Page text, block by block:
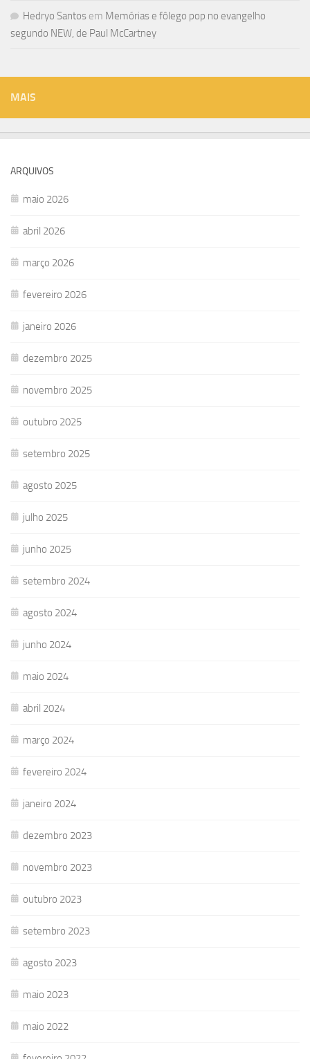
Hedryo Santos em Memórias e fôlego pop no evangelho
segundo NEW, de Paul McCartney
MAIS
ARQUIVOS
maio 2026
abril 2026
março 2026
fevereiro 2026
janeiro 2026
dezembro 2025
novembro 2025
outubro 2025
setembro 2025
agosto 2025
julho 2025
junho 2025
setembro 2024
agosto 2024
junho 2024
maio 2024
abril 2024
março 2024
fevereiro 2024
janeiro 2024
dezembro 2023
novembro 2023
outubro 2023
setembro 2023
agosto 2023
maio 2023
maio 2022